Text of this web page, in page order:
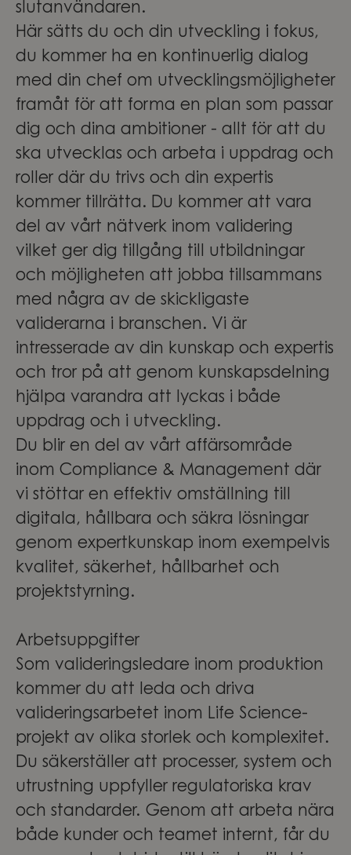
slutanvändaren.
Här sätts du och din utveckling i fokus,
du kommer ha en kontinuerlig dialog
med din chef om utvecklingsmöjligheter
framåt för att forma en plan som passar
dig och dina ambitioner - allt för att du
ska utvecklas och arbeta i uppdrag och
roller där du trivs och din expertis
kommer tillrätta. Du kommer att vara
del av vårt nätverk inom validering
vilket ger dig tillgång till utbildningar
och möjligheten att jobba tillsammans
med några av de skickligaste
validerarna i branschen. Vi är
intresserade av din kunskap och expertis
och tror på att genom kunskapsdelning
hjälpa varandra att lyckas i både
uppdrag och i utveckling.
Du blir en del av vårt affärsområde
inom Compliance & Management där
vi stöttar en effektiv omställning till
digitala, hållbara och säkra lösningar
genom expertkunskap inom exempelvis
kvalitet, säkerhet, hållbarhet och
projektstyrning.
Arbetsuppgifter
Som valideringsledare inom produktion
kommer du att leda och driva
valideringsarbetet inom Life Science-
projekt av olika storlek och komplexitet.
Du säkerställer att processer, system och
utrustning uppfyller regulatoriska krav
och standarder. Genom att arbeta nära
både kunder och teamet internt, får du